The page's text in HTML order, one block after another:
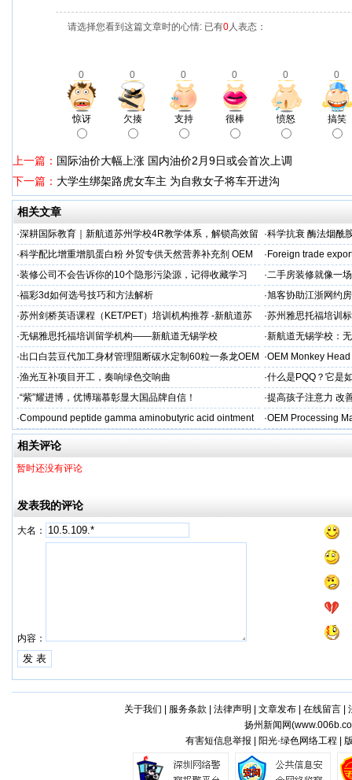
请选择您看到这篇文章时的心情: 已有0人表态：
0 0 0 0 0 0
惊讶 欠揍 支持 很棒 愤怒 搞笑
上一篇： 国际油价大幅上涨 国内油价2月9日或会首次上调
下一篇： 大学生绑架路虎女车主 为自救女子将车开进沟
相关文章
·深耕国际教育｜新航道苏州学校4R教学体系，解锁高效留
学备考之路
·科学抗衰 酶法烟酰
M/ODM定制
·科学配比增重增肌蛋白粉 外贸专供天然营养补充剂 OEM
源头定制
· Foreign trade
·装修公司不会告诉你的10个隐形污染源，记得收藏学习 ·二手房装修就像一
糟心！看完这篇再开
·福彩3d如何选号技巧和方法解析 ·旭客协助江浙网约
标杆
·苏州剑桥英语课程（KET/PET）培训机构推荐 -新航道苏
州学校
·苏州雅思托福培训
率领先
·无锡雅思托福培训留学机构——新航道无锡学校 ·新航道无锡学校：
·出口白芸豆代加工身材管理阻断碳水定制60粒一条龙OEM
贴牌
·OEM Monkey
aps
·渔光互补项目开工，奏响绿色交响曲 ·什么是PQQ？它是
·“紫”耀进博，优博瑞慕彰显大国品牌自信！ ·提高孩子注意力 改
·Compound peptide gamma aminobutyric acid ointment ·OEM Processing
相关评论
暂时还没有评论
发表我的评论
大名：
内容：
关于我们 服务条款 法律声明 文章发布| 在线留言|
扬州新闻网(
有害短信息举报 | 阳光·绿色网络工程 |